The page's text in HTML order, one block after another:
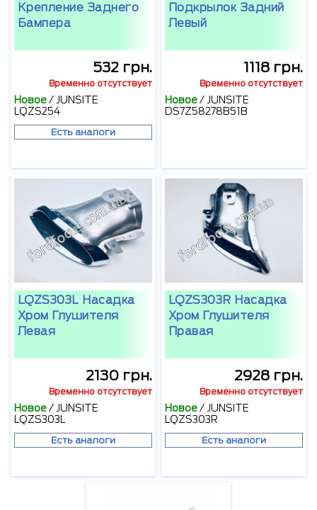
Крепление Заднего
Бампера
532 грн.
Временно отсутствует
Новое/ JUNSITE
LQZS254
Есть аналоги
Подкрылок Задний
Левый
1118 грн.
Временно отсутствует
Новое/ JUNSITE
DS7Z58278B51B
LQZS303L Насадка
Хром Глушителя
Левая
2130 грн.
Временно отсутствует
Новое/ JUNSITE
LQZS303L
Есть аналоги
LQZS303R Насадка
Хром Глушителя
Правая
2928 грн.
Временно отсутствует
Новое/ JUNSITE
LQZS303R
Есть аналоги